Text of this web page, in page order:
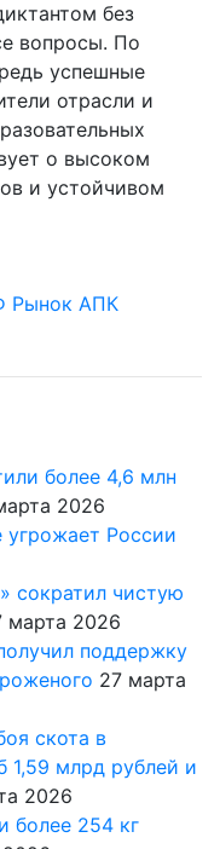
без
вопросы. По
успешные
отрасли и
о высоком
и устойчивом
Рынок АПК
более 4,6 млн
2026
России
сократил чистую
марта 2026
поддержку
27 марта
скота в
1,59 млрд рублей и
2026
более 254 кг